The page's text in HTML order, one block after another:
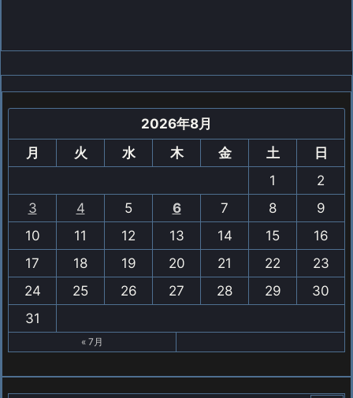
2026年8月
月
火 水 木 金 土
日
1
2
3
4 5 6 7 8
9
10
11 12 13 14 15
16
17
18 19 20 21 22
23
24
25 26 27 28 29
30
31
« 7月